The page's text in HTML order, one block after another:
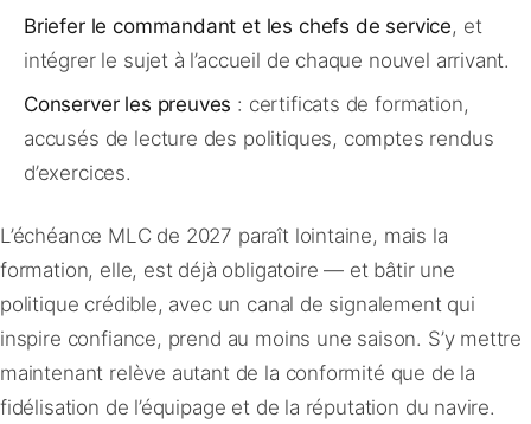
Briefer le commandant et les chefs de service, et
intégrer le sujet à l’accueil de chaque nouvel arrivant.
Conserver les preuves : certificats de formation,
accusés de lecture des politiques, comptes rendus
d’exercices.
L’échéance MLC de 2027 paraît lointaine, mais la
formation, elle, est déjà obligatoire — et bâtir une
politique crédible, avec un canal de signalement qui
inspire confiance, prend au moins une saison. S’y mettre
maintenant relève autant de la conformité que de la
fidélisation de l’équipage et de la réputation du navire.